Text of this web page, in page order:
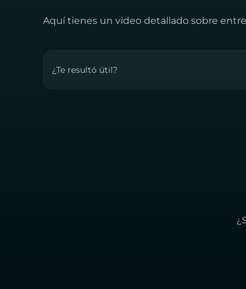
Aquí tienes un video detallado sobre
¿Te resultó útil?